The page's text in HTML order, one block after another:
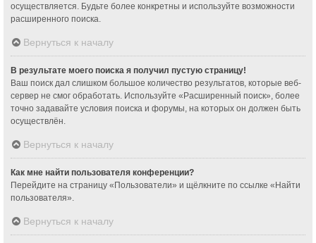
осуществляется. Будьте более конкретны и используйте возможности
расширенного поиска.
Вернуться к началу
В результате моего поиска я получил пустую страницу!
Ваш поиск дал слишком большое количество результатов, которые веб-
сервер не смог обработать. Используйте «Расширенный поиск», более
точно задавайте условия поиска и форумы, на которых он должен быть
осуществлён.
Вернуться к началу
Как мне найти пользователя конференции?
Перейдите на страницу «Пользователи» и щёлкните по ссылке «Найти
пользователя».
Вернуться к началу